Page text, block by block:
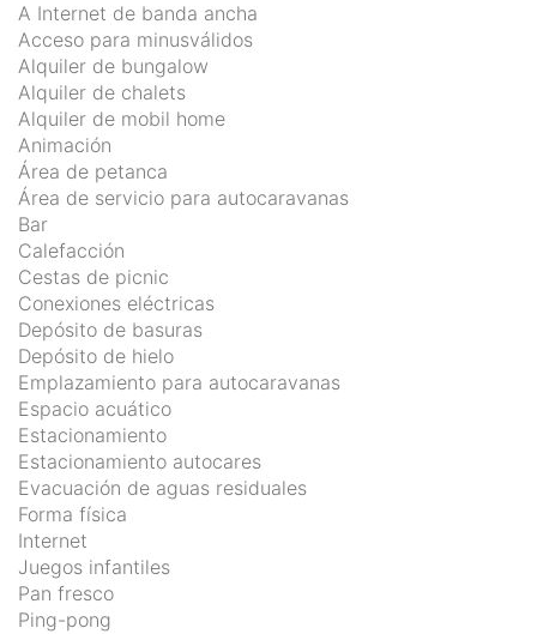
A Internet de banda ancha
Acceso para minusválidos
Alquiler de bungalow
Alquiler de chalets
Alquiler de mobil home
Animación
Área de petanca
Área de servicio para autocaravanas
Bar
Calefacción
Cestas de picnic
Conexiones eléctricas
Depósito de basuras
Depósito de hielo
Emplazamiento para autocaravanas
Espacio acuático
Estacionamiento
Estacionamiento autocares
Evacuación de aguas residuales
Forma física
Internet
Juegos infantiles
Pan fresco
Ping-pong